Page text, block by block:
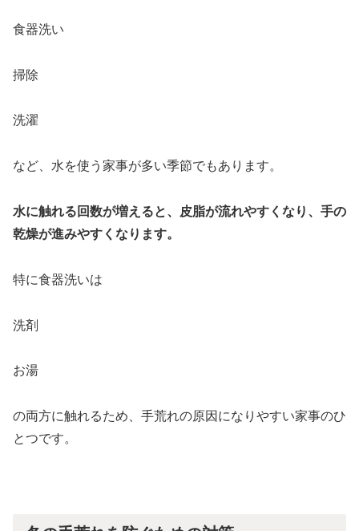
食器洗い
掃除
洗濯
など、水を使う家事が多い季節でもあります。
水に触れる回数が増えると、皮脂が流れやすくなり、手の
乾燥が進みやすくなります。
特に食器洗いは
洗剤
お湯
の両方に触れるため、手荒れの原因になりやすい家事のひ
とつです。